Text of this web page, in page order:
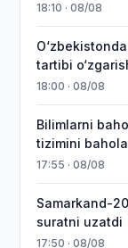
18:10 · 08/08
tartibi
18:00 · 08/08
Bilimlarni
tizimini
17:55 · 08/08
Samarkand-
suratni uzatdi
17:50 · 08/08